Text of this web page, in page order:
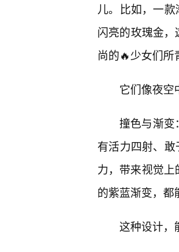
儿。比如，一
闪亮的玫瑰金
尚的🔥少女们所
它们像夜空
撞色与渐变
有活力四射、
力，带来视觉
的紫蓝渐变，都
这种设计，